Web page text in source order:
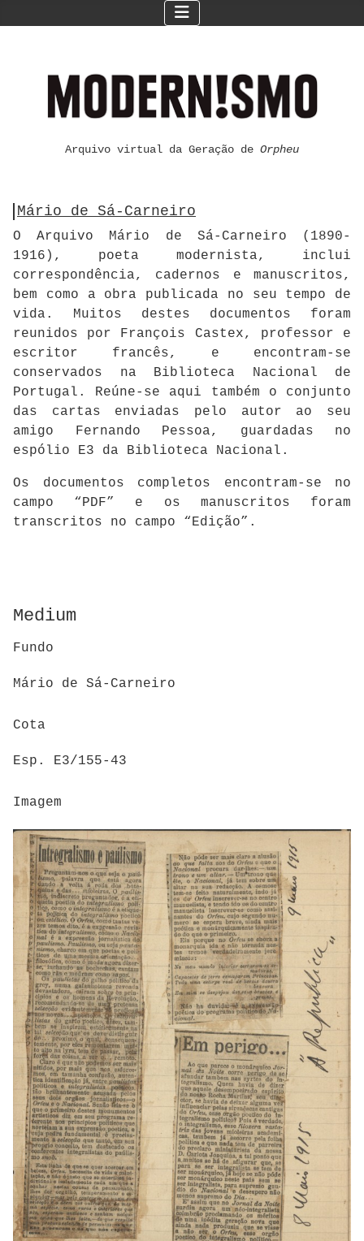
Arquivo virtual da Geração de Orpheu
Mário de Sá-Carneiro
O Arquivo Mário de Sá-Carneiro (1890-
1916), poeta modernista, inclui
correspondência, cadernos e manuscritos,
bem como a obra publicada no seu tempo de
vida. Muitos destes documentos foram
reunidos por François Castex, professor e
escritor francês, e encontram-se
conservados na Biblioteca Nacional de
Portugal. Reúne-se aqui também o conjunto
das cartas enviadas pelo autor ao seu
amigo Fernando Pessoa, guardadas no
espólio E3 da Biblioteca Nacional.
Os documentos completos encontram-se no
campo “PDF” e os manuscritos foram
transcritos no campo “Edição”.
Medium
Fundo
Mário de Sá-Carneiro
Cota
Esp. E3/155-43
Imagem